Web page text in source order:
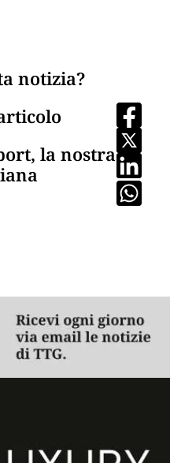
notizia?
la nostra